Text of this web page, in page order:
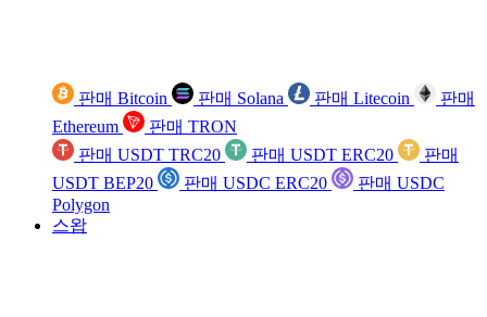
판매 Bitcoin 판매 Solana 판매 Litecoin
판매
Ethereum
판매 TRON
판매 USDT TRC20
판매 USDT ERC20
판매
USDT BEP20
판매 USDC ERC20
판매 USDC
Polygon
스왑